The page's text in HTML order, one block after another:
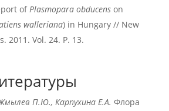
ofPlasmopara obducenson
walleriana) in Hungary // New
2011. Vol. 24. P. 13.
П.Ю., Карпухина Е.А. Флора